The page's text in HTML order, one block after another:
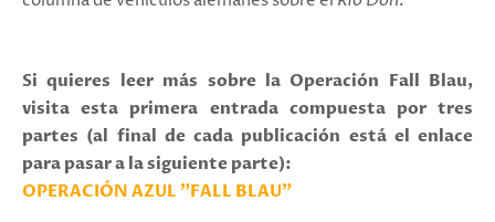
Si quieres leer más sobre la Operación Fall Blau,
visita esta primera entrada compuesta por tres
partes (al final de cada publicación está el enlace
para pasar a la siguiente parte):
OPERACIÓN AZUL "FALL BLAU"